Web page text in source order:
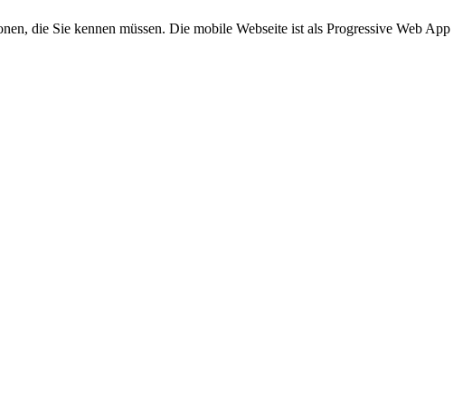
die Sie kennen müssen. Die mobile Webseite ist als Progressive Web App